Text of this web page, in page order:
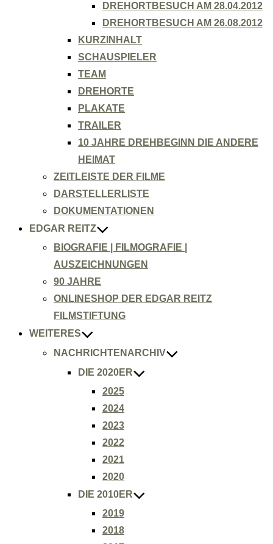
DREHORTBESUCH AM 28.04.2012
DREHORTBESUCH AM 26.08.2012
KURZINHALT
SCHAUSPIELER
TEAM
DREHORTE
PLAKATE
TRAILER
10 JAHRE DREHBEGINN DIE ANDERE
HEIMAT
ZEITLEISTE DER FILME
DARSTELLERLISTE
DOKUMENTATIONEN
EDGAR REITZ
BIOGRAFIE | FILMOGRAFIE |
AUSZEICHNUNGEN
90 JAHRE
ONLINESHOP DER EDGAR REITZ
FILMSTIFTUNG
WEITERES
NACHRICHTENARCHIV
DIE 2020ER
2025
2024
2023
2022
2021
2020
DIE 2010ER
2019
2018